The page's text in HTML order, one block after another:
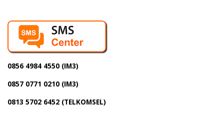
0856 4984 4550 (IM3)
0857 0771 0210 (IM3)
0813 5702 6452 (TELKOMSEL)